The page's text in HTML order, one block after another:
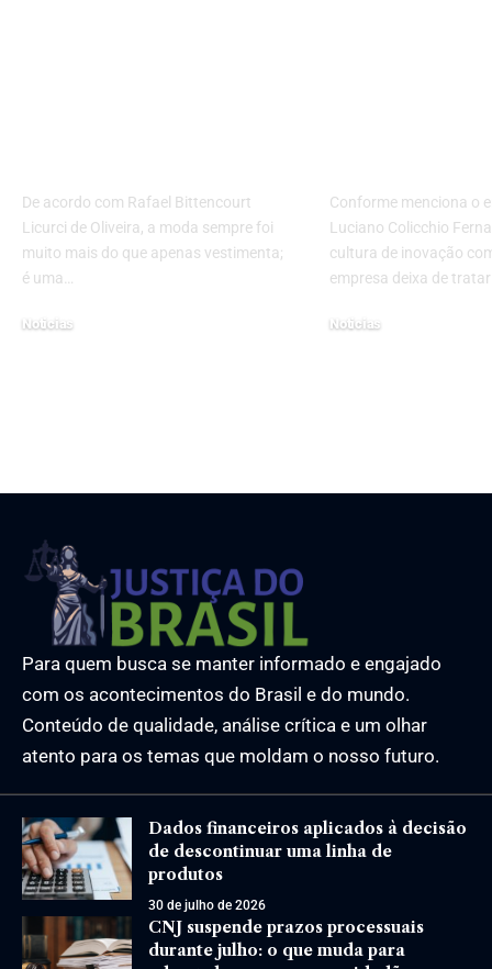
De acordo com Rafael Bittencourt
Licurci de Oliveira, a moda sempre foi
muito mais do que apenas vestimenta;
é uma…
Noticias
Conforme menciona o
Luciano Colicchio
cultura de inovação
empresa deixa de
Noticias
Para quem busca se manter informado e engajado
com os acontecimentos do Brasil e do mundo.
Conteúdo de qualidade, análise crítica e um olhar
atento para os temas que moldam o nosso futuro.
Dados financeiros aplicados à decisão
de descontinuar uma linha de
produtos
30 de julho de 2026
CNJ suspende prazos processuais
durante julho: o que muda para